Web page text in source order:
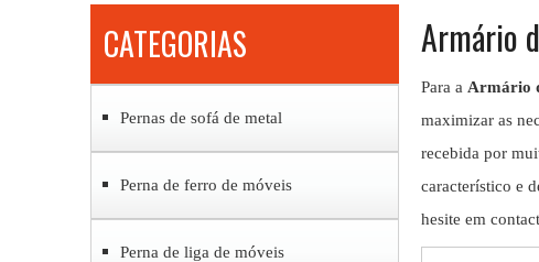
CATEGORIAS
Pernas de sofá de metal
Perna de ferro de móveis
Perna de liga de móveis
Armário
Para a Armário
maximizar as
recebida por
característico e
hesite em